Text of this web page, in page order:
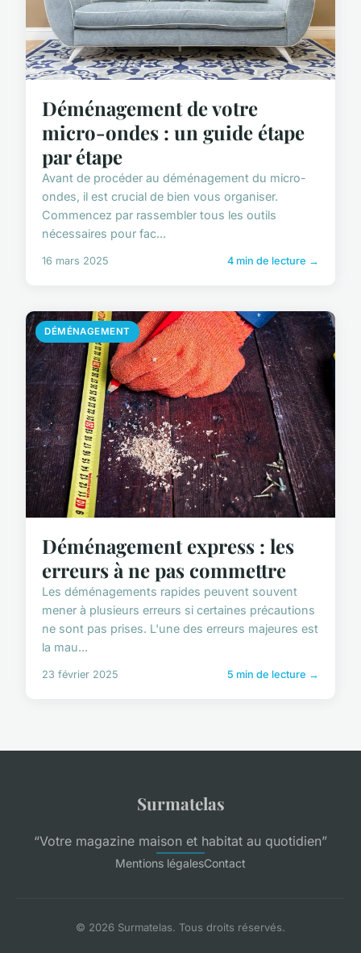
Déménagement de votre
micro-ondes : un guide étape
par étape
Avant de procéder au déménagement du micro-
ondes, il est crucial de bien vous organiser.
Commencez par rassembler tous les outils
nécessaires pour fac...
16 mars 2025 4 min de lecture →
DÉMÉNAGEMENT
Déménagement express : les
erreurs à ne pas commettre
Les déménagements rapides peuvent souvent
mener à plusieurs erreurs si certaines précautions
ne sont pas prises. L'une des erreurs majeures est
la mau...
23 février 2025 5 min de lecture →
Surmatelas
“Votre magazine maison et habitat au quotidien”
Mentions légalesContact
© 2026 Surmatelas. Tous droits réservés.